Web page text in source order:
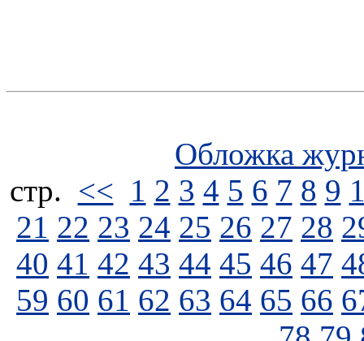
Обложка
стp. << 1 2 3 4 5 6 7 8 9
21 22 23 24 25 26 27 28
40 41 42 43 44 45 46 47
59 60 61 62 63 64 65 66